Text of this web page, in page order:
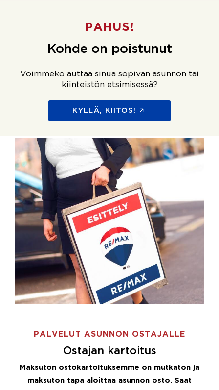
PAHUS!
Kohde on poistunut
Voimmeko auttaa sinua sopivan asunnon tai
kiinteistön etsimisessä?
KYLLÄ, KIITOS!
PALVELUT ASUNNON OSTAJALLE
Ostajan kartoitus
Maksuton ostokartoituksemme on mutkaton ja
maksuton tapa aloittaa asunnon osto. Saat